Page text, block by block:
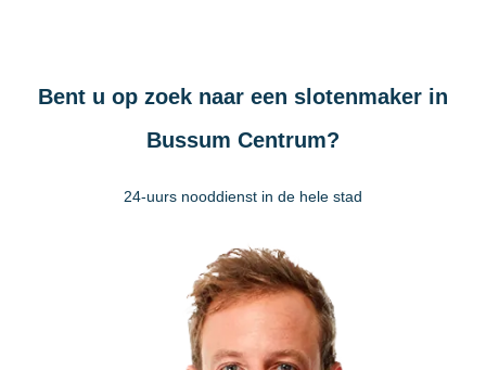
Bent u op zoek naar een slotenmaker in
Bussum Centrum?
24-uurs nooddienst in de hele stad